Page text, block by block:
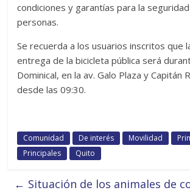
condiciones y garantías para la
personas.
Se recuerda a los usuarios inscritos que
entrega de la bicicleta pública será
Dominical, en la av. Galo Plaza y Capitán
desde las 09:30.
Comunidad De interés Movilidad
Principales
Quito
← Situación de los animales de